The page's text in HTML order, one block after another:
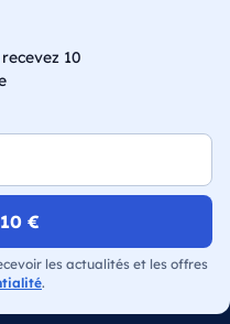
10
€
les actualités et les offres
.